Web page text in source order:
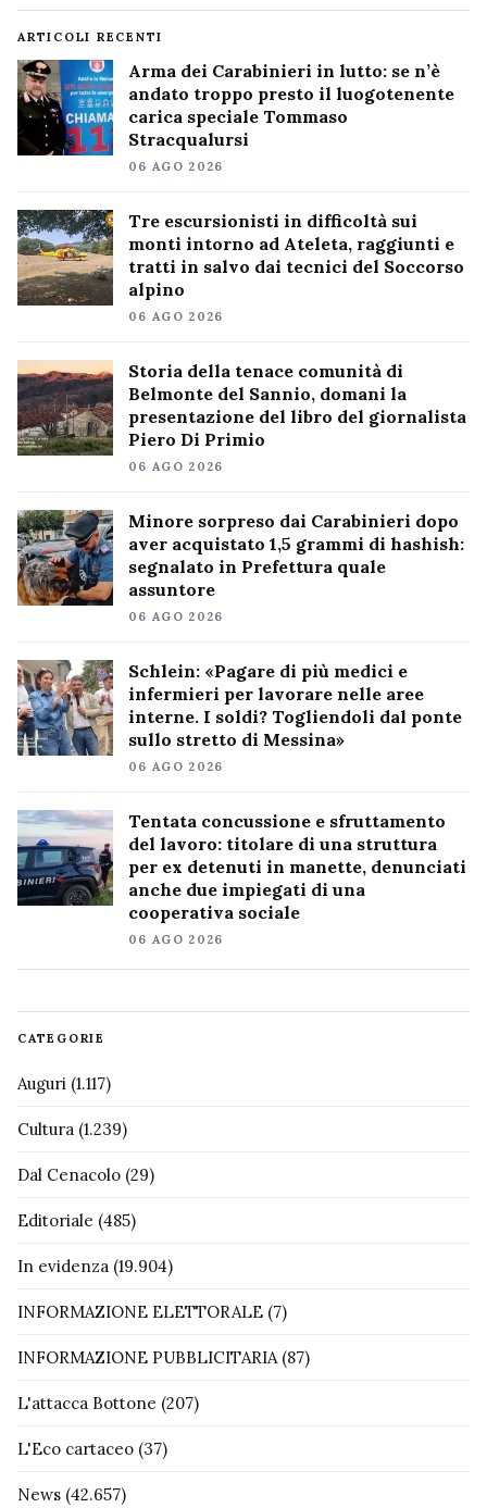
ARTICOLI RECENTI
Arma dei Carabinieri in lutto: se n’è
andato troppo presto il luogotenente
carica speciale Tommaso
Stracqualursi
06 AGO 2026
Tre escursionisti in difficoltà sui
monti intorno ad Ateleta, raggiunti e
tratti in salvo dai tecnici del Soccorso
alpino
06 AGO 2026
Storia della tenace comunità di
Belmonte del Sannio, domani la
presentazione del libro del giornalista
Piero Di Primio
06 AGO 2026
Minore sorpreso dai Carabinieri dopo
aver acquistato 1,5 grammi di hashish:
segnalato in Prefettura quale
assuntore
06 AGO 2026
Schlein: «Pagare di più medici e
infermieri per lavorare nelle aree
interne. I soldi? Togliendoli dal ponte
sullo stretto di Messina»
06 AGO 2026
Tentata concussione e sfruttamento
del lavoro: titolare di una struttura
per ex detenuti in manette, denunciati
anche due impiegati di una
cooperativa sociale
06 AGO 2026
CATEGORIE
Auguri (1.117)
Cultura (1.239)
Dal Cenacolo (29)
Editoriale (485)
In evidenza (19.904)
INFORMAZIONE ELETTORALE (7)
INFORMAZIONE PUBBLICITARIA(87)
L'attacca Bottone (207)
L'Eco cartaceo (37)
News (42.657)